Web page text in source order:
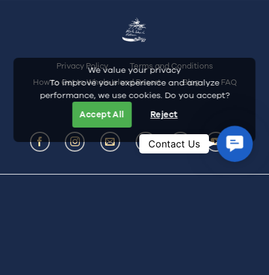
Privacy Policy
Terms and Conditions
How to Get to Whale Island Resort
Blog FAQ
We value your privacy
To improve your experience and analyze
performance, we use cookies. Do you accept?
Accept All
Reject
Us
Contact Us